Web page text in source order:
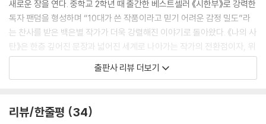
주고받는 눈빛만이 관계의 증표였다. 모임의 누구도 눈치채지 못하는 아주
작은 증표. 나는 너에게서 소유욕을 느꼈다. 어디로 갈지, 어디로 사라질지
모르는 너를 온전히 내 것으로 만들고 싶다는 불순한 욕구. 너는 고결했다.
나는 죄인이었다. (…) 혀와 혀가 섞이며 나의 죄는 더욱 명확하게 엉켜갔
다. 속죄라는 가벼운 단어로는 풀 수 없을 만큼.
새로운 장을 연다. 중학교 2학년 때 출간한 베스트셀러 《시한부》로 강력한
독자 팬덤을 형성하며 “10대가 쓴 작품이라고 믿기 어려운 감정 밀도”라
는 찬사를 받은 백은별 작가가 더욱 강렬해진 이야기로 돌아왔다. 《나의 사
탄》은 한층 깊어진 문장과 넓어진 세계로 나아가는 작가의 전환점이자, 위
픽 시리즈가 다음 단계로 나아감을 선언하는 신호탄이다.
음악으로 확장한 이례적인 시도다. 텍스트와 음악이 교차하는 이번 프로젝
출판사 리뷰 더보기
리뷰/한줄평 34